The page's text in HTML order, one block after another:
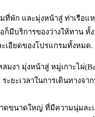
ที่พัก และมุ่งหน้าสู่ ท่าเรือแห
ก็มีบริการของว่างให้ทาน ทั้
เอียดของโปรแกรมทั้งหมด.
งา มุ่งหน้าสู่ หมู่เกาะไผ่
ยะเวลาในการเดินทางจา
าดขนาดใหญ่ ที่มีความนุ่มละ